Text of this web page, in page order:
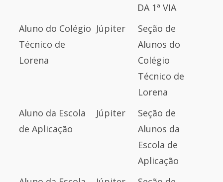
DA 1ª VIA
VÍNCULO COM A
USP
SISTEMA
QUEM FAZ A
SOLICITAÇÃO
DA 1ª VIA
Aluno do Colégio
Técnico de
Lorena
Júpiter
Seção de
Alunos do
Colégio
Técnico de
Lorena
Aluno da Escola
de Aplicação
Júpiter
Seção de
Alunos da
Escola de
Aplicação